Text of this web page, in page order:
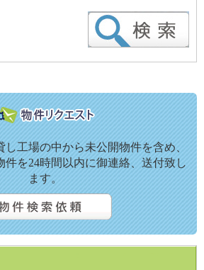
工場の中から未公開物件を含め、
件を24時間以内に御連絡、送付致し
ます。